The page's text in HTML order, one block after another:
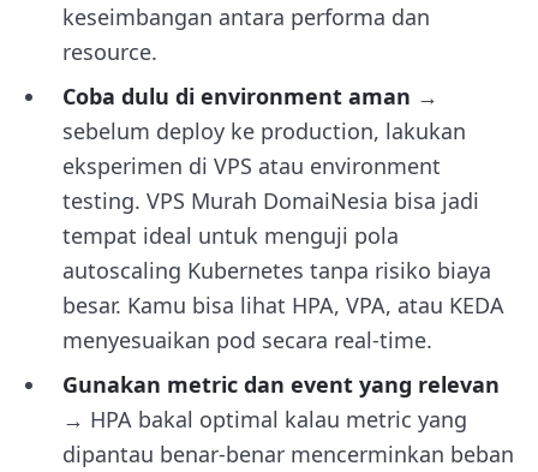
keseimbangan antara performa dan
resource.
Coba dulu di environment aman →
sebelum deploy ke production, lakukan
eksperimen di VPS atau environment
testing. VPS Murah DomaiNesia bisa jadi
tempat ideal untuk menguji pola
autoscaling Kubernetes tanpa risiko biaya
besar. Kamu bisa lihat HPA, VPA, atau KEDA
menyesuaikan pod secara real-time.
Gunakan metric dan event yang relevan
→ HPA bakal optimal kalau metric yang
dipantau benar-benar mencerminkan beban